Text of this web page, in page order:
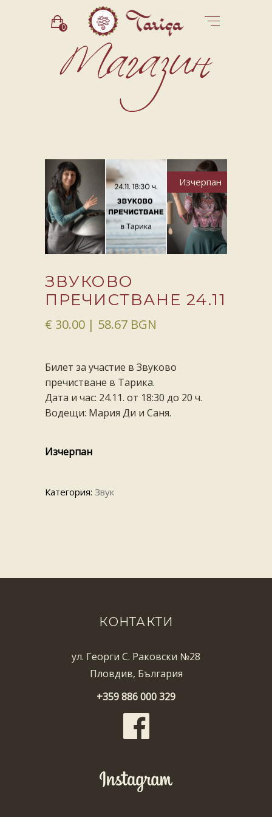
0
Изчерпан
ЗВУКОВО
ПРЕЧИСТВАНЕ 24.11
€ 30.00 | 58.67 BGN
Билет за участие в Звуково
пречистване в Тарика.
Дата и час: 24.11. от 18:30 до 20 ч.
Водещи: Мария Ди и Саня.
Изчерпан
Категория: Звук
КОНТАКТИ
ул. Георги С. Раковски №28
Пловдив, България
+359 886 000 329